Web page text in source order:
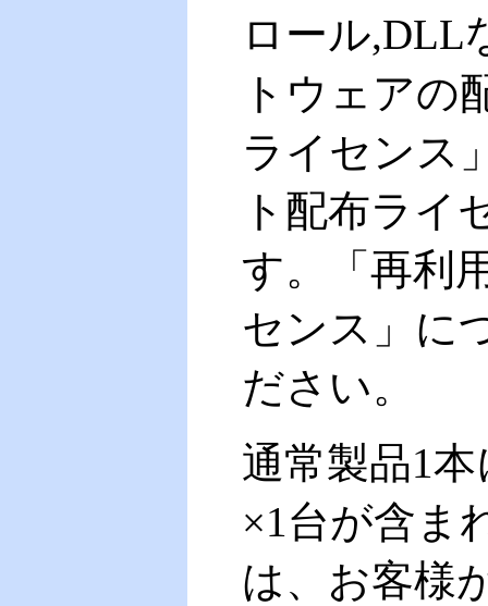
ロール,DLL
トウェアの
ライセンス
ト配布ライ
す。「再利
センス」に
ださい。
通常製品1
×1台が含ま
は、お客様